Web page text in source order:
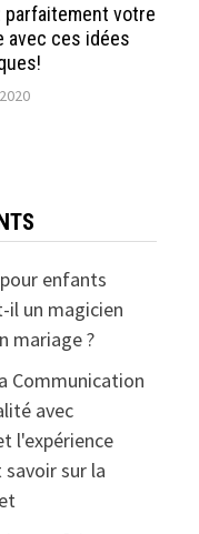
parfaitement votre
avec ces idées
enfants
il un magicien
mariage ?
Communication
avec
l'expérience
savoir sur la